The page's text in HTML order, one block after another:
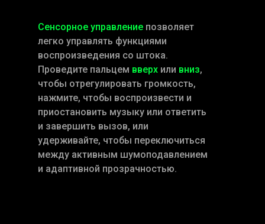
Сенсорное управление позволяет
легко управлять функциями
воспроизведения со штока.
Проведите пальцем вверх или вниз,
чтобы отрегулировать громкость,
нажмите, чтобы воспроизвести и
приостановить музыку или ответить
и завершить вызов, или
удерживайте, чтобы переключиться
между активным шумоподавлением
и адаптивной прозрачностью.